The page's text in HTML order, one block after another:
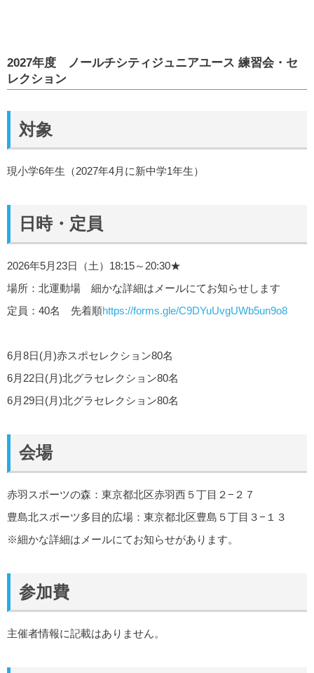
2027年度 ノールチシティジュニアユース 練習会・セ
レクション
対象
現小学6年生（2027年4月に新中学1年生）
日時・定員
2026年5月23日（土）18:15～20:30★
場所：北運動場 細かな詳細はメールにてお知らせします
定員：40名 先着順https://forms.gle/C9DYuUvgUWb5un9o8
6月8日(月)赤スポセレクション80名
6月22日(月)北グラセレクション80名
6月29日(月)北グラセレクション80名
会場
赤羽スポーツの森：東京都北区赤羽西５丁目２−２７
豊島北スポーツ多目的広場：東京都北区豊島５丁目３−１３
※細かな詳細はメールにてお知らせがあります。
参加費
主催者情報に記載はありません。